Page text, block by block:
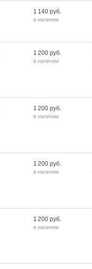
1 140 руб.
в наличии
1 200 руб.
в наличии
1 200 руб.
в наличии
1 200 руб.
в наличии
1 200 руб.
в наличии